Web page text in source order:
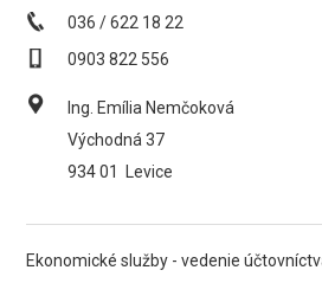
036 / 622 18 22
0903 822 556
Ing. Emília Nemčoková
Východná 37
934 01
Levice
Ekonomické služby - vedenie